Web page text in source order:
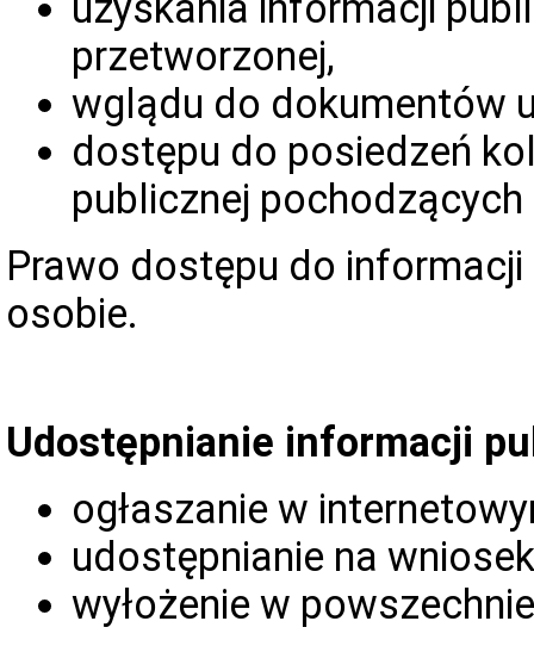
przetworzonej,
wglądu do dokumentów
dostępu do posiedzeń
publicznej
Prawo dostępu do informacji
osobie.
Udostępnianie informacji
ogłaszanie w
udostępnianie na
wyłożenie w